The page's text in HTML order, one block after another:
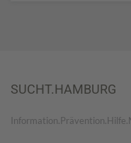
SUCHT.HAMBURG